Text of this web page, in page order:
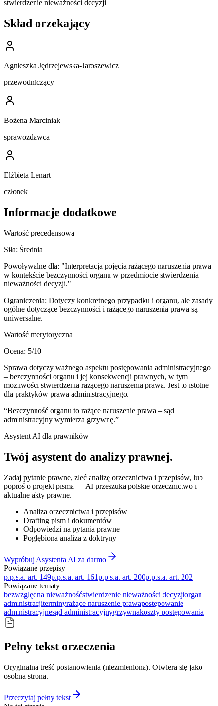
stwierdzenie nieważności decyzji
Skład orzekający
Agnieszka Jędrzejewska-Jaroszewicz
przewodniczący
Bożena Marciniak
sprawozdawca
Elżbieta Lenart
członek
Informacje dodatkowe
Wartość precedensowa
Siła: Średnia
Powoływalne dla: "Interpretacja pojęcia rażącego naruszenia prawa
w kontekście bezczynności organu w przedmiocie stwierdzenia
nieważności decyzji."
Ograniczenia: Dotyczy konkretnego przypadku i organu, ale zasady
ogólne dotyczące bezczynności i rażącego naruszenia prawa są
uniwersalne.
Wartość merytoryczna
Ocena: 5/10
Sprawa dotyczy ważnego aspektu postępowania administracyjnego
– bezczynności organu i jej konsekwencji prawnych, w tym
możliwości stwierdzenia rażącego naruszenia prawa. Jest to istotne
dla praktyków prawa administracyjnego.
“Bezczynność organu to rażące naruszenie prawa – sąd
administracyjny wymierza grzywnę.”
Asystent AI dla prawników
Twój asystent do analizy prawnej.
Zadaj pytanie prawne, zleć analizę orzecznictwa i przepisów, lub
poproś o projekt pisma — AI przeszuka polskie orzecznictwo i
aktualne akty prawne.
Analiza orzecznictwa i przepisów
Drafting pism i dokumentów
Odpowiedzi na pytania prawne
Pogłębiona analiza z doktryny
Wypróbuj Asystenta AI za darmo
Powiązane przepisy
p.p.s.a. art. 149p.p.s.a. art. 161p.p.s.a. art. 200p.p.s.a. art. 202
Powiązane tematy
bezwzględna nieważnośćstwierdzenie nieważności decyzjiorgan
administracjiterminyrażące naruszenie prawapostępowanie
administracyjnesąd administracyjnygrzywnakoszty postępowania
Pełny tekst orzeczenia
Oryginalna treść postanowienia (niezmieniona). Otwiera się jako
osobna strona.
Przeczytaj pełny tekst